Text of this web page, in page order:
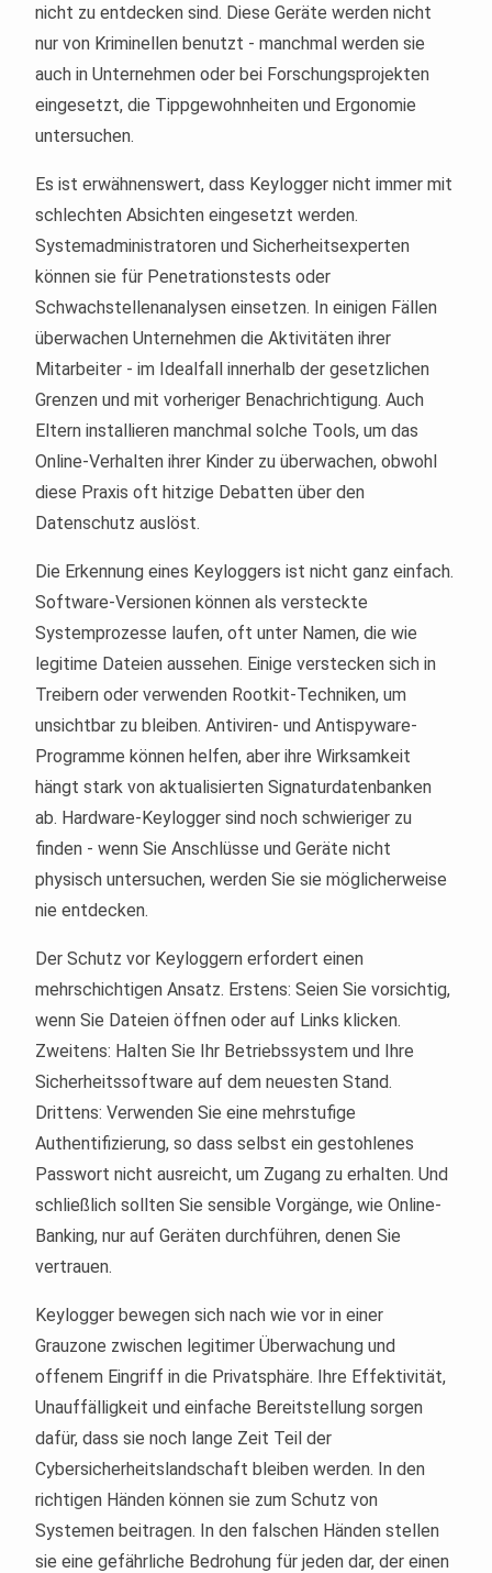
nicht zu entdecken sind. Diese Geräte werden nicht
nur von Kriminellen benutzt - manchmal werden sie
auch in Unternehmen oder bei Forschungsprojekten
eingesetzt, die Tippgewohnheiten und Ergonomie
untersuchen.
Es ist erwähnenswert, dass Keylogger nicht immer mit
schlechten Absichten eingesetzt werden.
Systemadministratoren und Sicherheitsexperten
können sie für Penetrationstests oder
Schwachstellenanalysen einsetzen. In einigen Fällen
überwachen Unternehmen die Aktivitäten ihrer
Mitarbeiter - im Idealfall innerhalb der gesetzlichen
Grenzen und mit vorheriger Benachrichtigung. Auch
Eltern installieren manchmal solche Tools, um das
Online-Verhalten ihrer Kinder zu überwachen, obwohl
diese Praxis oft hitzige Debatten über den
Datenschutz auslöst.
Die Erkennung eines Keyloggers ist nicht ganz einfach.
Software-Versionen können als versteckte
Systemprozesse laufen, oft unter Namen, die wie
legitime Dateien aussehen. Einige verstecken sich in
Treibern oder verwenden Rootkit-Techniken, um
unsichtbar zu bleiben. Antiviren- und Antispyware-
Programme können helfen, aber ihre Wirksamkeit
hängt stark von aktualisierten Signaturdatenbanken
ab. Hardware-Keylogger sind noch schwieriger zu
finden - wenn Sie Anschlüsse und Geräte nicht
physisch untersuchen, werden Sie sie möglicherweise
nie entdecken.
Der Schutz vor Keyloggern erfordert einen
mehrschichtigen Ansatz. Erstens: Seien Sie vorsichtig,
wenn Sie Dateien öffnen oder auf Links klicken.
Zweitens: Halten Sie Ihr Betriebssystem und Ihre
Sicherheitssoftware auf dem neuesten Stand.
Drittens: Verwenden Sie eine mehrstufige
Authentifizierung, so dass selbst ein gestohlenes
Passwort nicht ausreicht, um Zugang zu erhalten. Und
schließlich sollten Sie sensible Vorgänge, wie Online-
Banking, nur auf Geräten durchführen, denen Sie
vertrauen.
Keylogger bewegen sich nach wie vor in einer
Grauzone zwischen legitimer Überwachung und
offenem Eingriff in die Privatsphäre. Ihre Effektivität,
Unauffälligkeit und einfache Bereitstellung sorgen
dafür, dass sie noch lange Zeit Teil der
Cybersicherheitslandschaft bleiben werden. In den
richtigen Händen können sie zum Schutz von
Systemen beitragen. In den falschen Händen stellen
sie eine gefährliche Bedrohung für jeden dar, der einen